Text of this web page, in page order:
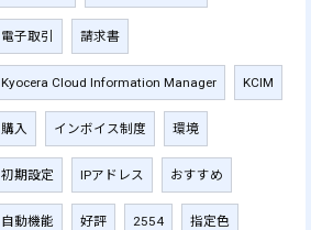
電子取引 請求書
Kyocera Cloud Information Manager KCIM
購入 インボイス制度 環境
初期設定 IPアドレス おすすめ
自動機能 好評 2554 指定色